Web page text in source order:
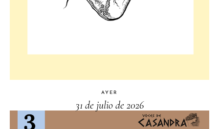
AYER
31 de julio de 2026